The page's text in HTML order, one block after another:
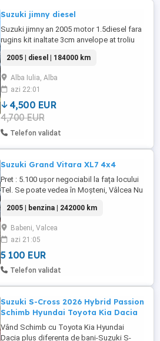
Suzuki jimny diesel
Suzuki jimny an 2005 motor 1.5diesel fara
rugins kit inaltate 3cm anvelope at troliu
2005 | diesel | 184000 km
Alba Iulia, Alba
azi 22:01
4,500 EUR
4,700 EUR
Telefon validat
Suzuki Grand Vitara XL7 4x4
Pret : 5.100 ușor negociabil la fața locului
Tel. Se poate vedea în Moșteni, Vâlcea Nu
orice test si verificare! Suzuki Grand Vitara
XL7 4x4 An 2005 7 locuri in acte Unic
proprietar RO Proveniență Germania Motor
2.7 Benzină V6 Cutie automată 4x4
242.000 ...
2005 | benzina | 242000 km
Babeni, Valcea
azi 21:05
5 100 EUR
Telefon validat
Suzuki S-Cross 2026 Hybrid Passion
Schimb Hyundai Toyota Kia Dacia
Vând Schimb cu Toyota Kia Hyundai
Dacia plus diferenta de bani-Suzuki S-